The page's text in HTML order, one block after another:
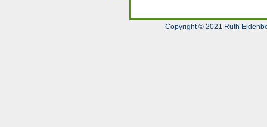
Copyright © 2021 Ruth